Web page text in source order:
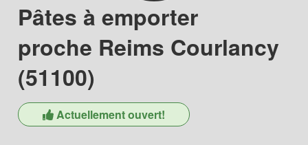
Pâtes à emporter
proche Reims Courlancy
(51100)
Actuellement ouvert!